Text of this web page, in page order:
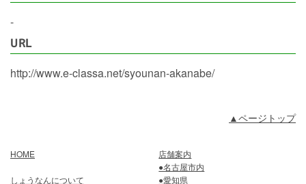
-
URL
http://www.e-classa.net/syounan-akanabe/
▲ページトップ
HOME
しょうなんについて
店舗案内
●名古屋市内
●愛知県